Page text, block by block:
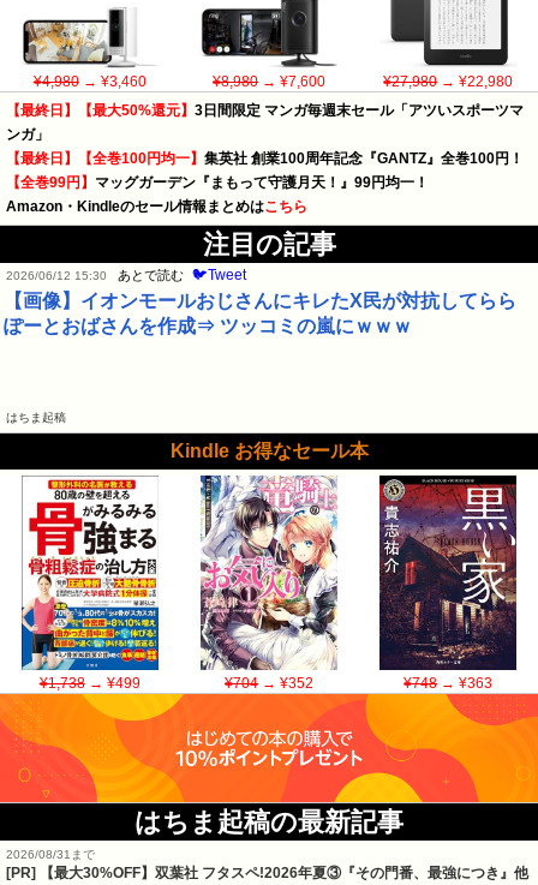
¥4,980→ ¥3,460 ¥8,980→ ¥7,600 ¥27,980→ ¥22,980
【最終日】【最大50%還元】 3日間限定 マンガ毎週末セール「アツいスポーツマ
ンガ」
【最終日】【全巻100円均一】 集英社 創業100周年記念『GANTZ』全巻100円！
【全巻99円】 マッグガーデン『まもって守護月天！』99円均一！
Amazon・Kindleのセール情報まとめはこちら
注目の記事
2026/06/12 15:30 あとで読む 🐦Tweet
【画像】イオンモールおじさんにキレたX民が対抗してらら
ぽーとおばさんを作成⇒ ツッコミの嵐にｗｗｗ
はちま起稿
Kindle お得なセール本
¥1,738→ ¥499 ¥704→ ¥352 ¥748→ ¥363
はちま起稿の最新記事
2026/08/31まで
[PR] 【最大30%OFF】双葉社 フタスペ!2026年夏③『その門番、最強につき』他